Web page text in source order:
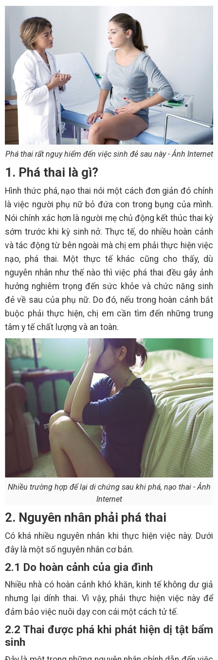
Phá thai rất nguy hiểm đến việc sinh đẻ sau này - Ảnh Internet
1. Phá thai là gì?
Hình thức phá, nạo thai nói một cách đơn giản đó chính
là việc người phụ nữ bỏ đứa con trong bụng của mình.
Nói chính xác hơn là người mẹ chủ động kết thúc thai kỳ
sớm trước khi kỳ sinh nở. Thực tế, do nhiều hoàn cảnh
và tác động từ bên ngoài mà chị em phải thực hiện việc
nạo, phá thai. Một thực tế khác cũng cho thấy, dù
nguyên nhân như thế nào thì việc phá thai đều gây ảnh
hưởng nghiêm trọng đến sức khỏe và chức năng sinh
đẻ về sau của phụ nữ. Do đó, nếu trong hoàn cảnh bắt
buộc phải thực hiện, chị em cần tìm đến những trung
tâm y tế chất lượng và an toàn.
Nhiều trường hợp để lại di chứng sau khi phá, nạo thai - Ảnh
Internet
2. Nguyên nhân phải phá thai
Có khá nhiều nguyên nhân khi thực hiện việc này. Dưới
đây là một số nguyên nhân cơ bản.
2.1 Do hoàn cảnh của gia đình
Nhiều nhà có hoàn cảnh khó khăn, kinh tế không dư giả
nhưng lại dính thai. Vì vậy, phải thực hiện việc này để
đảm bảo việc nuôi dạy con cái một cách tử tế.
2.2 Thai được phá khi phát hiện dị tật bẩm
sinh